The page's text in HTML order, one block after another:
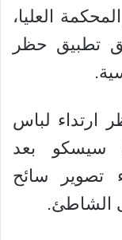
العليا،
تطبيق حظر
ارتداء لباس
سيسكو بعد
تصوير سائح
الشاطئ.